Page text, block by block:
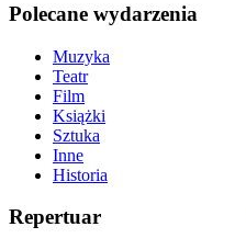
Polecane wydarzenia
Muzyka
Teatr
Film
Książki
Sztuka
Inne
Historia
Repertuar